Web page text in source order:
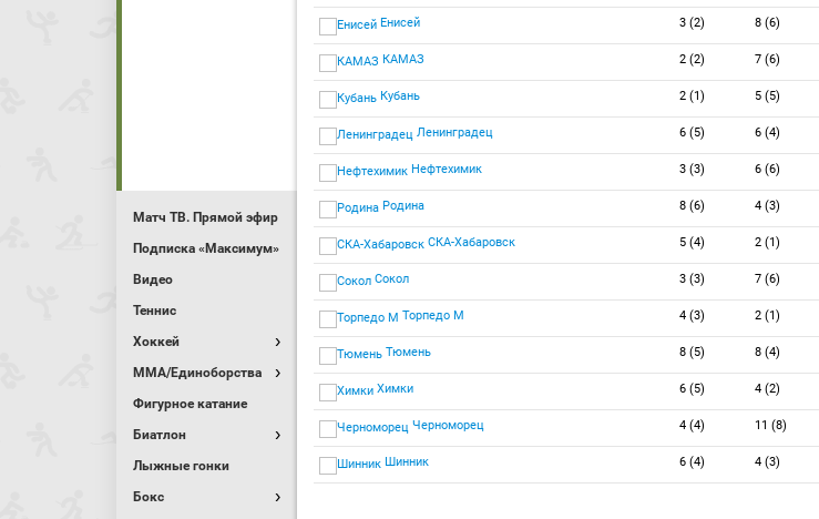
Матч ТВ. Прямой эфир
Подписка «Максимум»
Видео
Теннис
Хоккей
MMA/Единоборства
Фигурное катание
Биатлон
Лыжные гонки
Бокс
Енисей 3 (2) 8 (6)
КАМАЗ 2 (2) 7 (6)
Кубань 2 (1) 5 (5)
Ленинградец 6 (5) 6 (4)
Нефтехимик 3 (3) 6 (6)
Родина 8 (6) 4 (3)
СКА-Хабаровск 5 (4) 2 (1)
Сокол 3 (3) 7 (6)
Торпедо М 4 (3) 2 (1)
Тюмень 8 (5) 8 (4)
Химки 6 (5) 4 (2)
Черноморец 4 (4) 11 (8)
Шинник 6 (4) 4 (3)